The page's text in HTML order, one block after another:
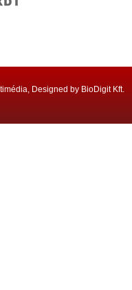
Designed by BioDigit Kft.